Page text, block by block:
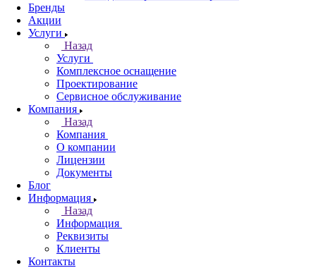
Бренды
Акции
Услуги
Назад
Услуги
Комплексное оснащение
Проектирование
Сервисное обслуживание
Компания
Назад
Компания
О компании
Лицензии
Документы
Блог
Информация
Назад
Информация
Реквизиты
Клиенты
Контакты